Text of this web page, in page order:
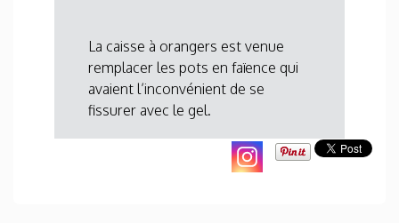
La caisse à orangers est venue
remplacer les pots en faïence qui
avaient l’inconvénient de se
fissurer avec le gel.